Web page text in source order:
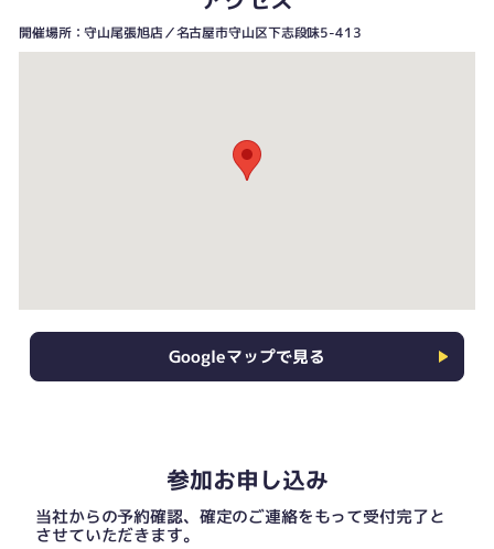
開催場所：守山尾張旭店／名古屋市守山区下志段味5-413
Googleマップで見る
参加お申し込み
当社からの予約確認、確定のご連絡をもって受付完了と
させていただきます。